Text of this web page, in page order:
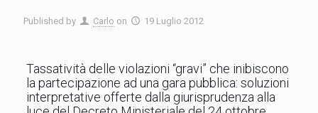
Published by Carlo on 19 Luglio 2012
Tassatività delle violazioni “gravi” che inibiscono
la partecipazione ad una gara pubblica: soluzioni
interpretative offerte dalla giurisprudenza alla